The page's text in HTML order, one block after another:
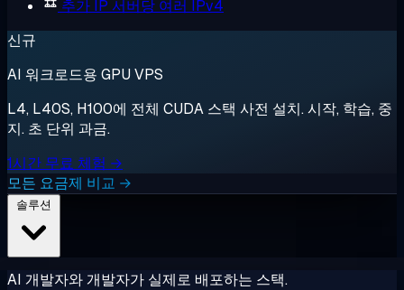
추가 IP 서버당 여러 IPv4
신규
AI 워크로드용 GPU VPS
L4, L40S, H100에 전체 CUDA 스택 사전 설치. 시작, 학습, 중
지. 초 단위 과금.
1시간 무료 체험 →
모든 요금제 비교 →
AI 개발자와 개발자가 실제로 배포하는 스택.